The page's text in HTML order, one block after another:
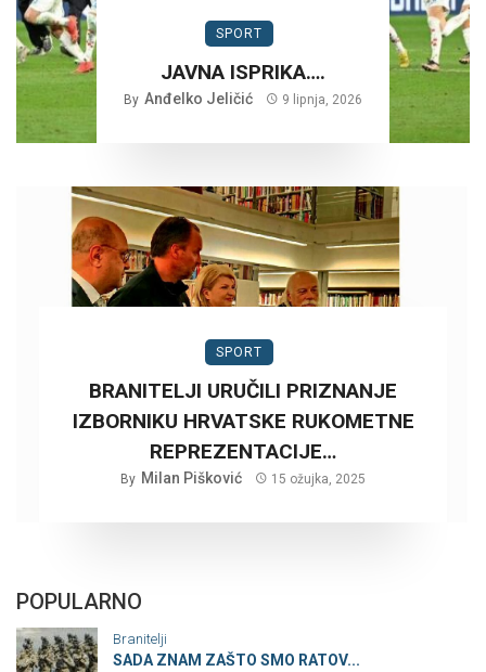
SPORT
JAVNA ISPRIKA….
By Anđelko Jeličić 9 lipnja, 2026
SPORT
BRANITELJI URUČILI PRIZNANJE
IZBORNIKU HRVATSKE RUKOMETNE
REPREZENTACIJE…
By Milan Pišković 15 ožujka, 2025
POPULARNO
Branitelji
SADA ZNAM ZAŠTO SMO RATOV...